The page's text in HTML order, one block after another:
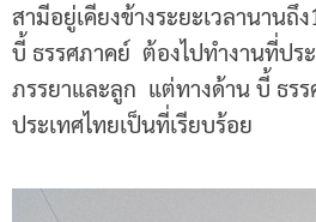
สามีอยู่เคียงข้างระยะเวลานานถึ
บี้ ธรรศภาคย์ ต้องไปทำงานที่ปร
ภรรยาและลูก แต่ทางด้าน บี้ ธร
ประเทศไทยเป็นที่เรียบร้อย